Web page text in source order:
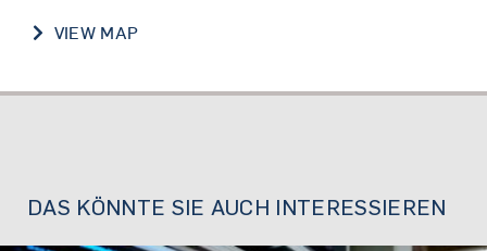
VIEW MAP
DAS KÖNNTE SIE AUCH INTERESSIEREN